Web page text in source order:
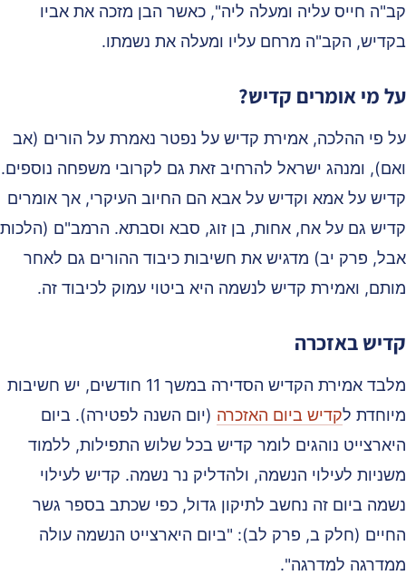
חייס עליה ומעלה ליה", כאשר הבן מזכה את אביו
הקב"ה מרחם עליו ומעלה את נשמתו.
מי אומרים קדיש?
פי ההלכה, אמירת קדיש על נפטר נאמרת על הורים (אב
ומנהג ישראל להרחיב זאת גם לקרובי משפחה נוספים.
על אמא וקדיש על אבא הם החיוב העיקרי, אך אומרים
גם על אח, אחות, בן זוג, סבא וסבתא. הרמב"ם (הלכות
פרק יב) מדגיש את חשיבות כיבוד ההורים גם לאחר
ואמירת קדיש לנשמה היא ביטוי עמוק לכיבוד זה.
באזכרה
מלבד אמירת הקדיש הסדירה במשך 11 חודשים, יש חשיבות
לקדיש ביום האזכרה(יום השנה לפטירה). ביום
נוהגים לומר קדיש בכל שלוש התפילות, ללמוד
לעילוי הנשמה, ולהדליק נר נשמה. קדיש לעילוי
ביום זה נחשב לתיקון גדול, כפי שכתב בספר גשר
(חלק ב, פרק לב): "ביום היארצייט הנשמה עולה
למדרגה".